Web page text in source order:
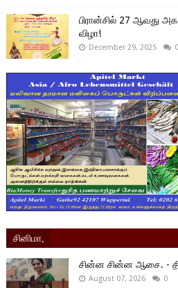
பிரான்சில் 27 ஆவது
விழா!
December 29, 2025 0
சினிமா,
சின்ன சின்ன ஆசை. -
August 07, 2026 0